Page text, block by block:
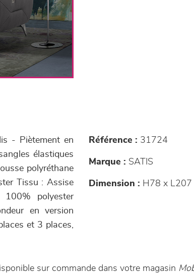
- Piètement en
élastiques
polyréthane
Tissu : Assise
polyester
en version
et 3 places,
Référence : 31724
Marque : SATIS
Dimension : H78 x L207
sur commande dans votre magasin